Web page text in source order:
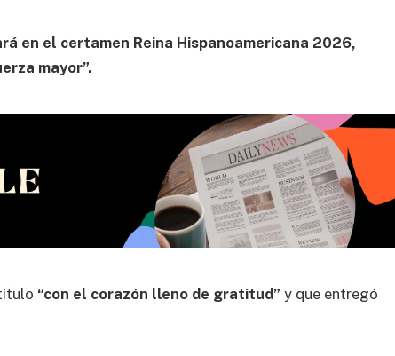
en el certamen Reina Hispanoamericana 2026,
mayor”.
“con el corazón lleno de gratitud” y que entregó